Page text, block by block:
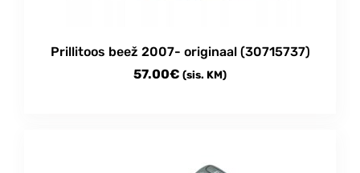
Prillitoos beež 2007- originaal (30715737)
57.00€ (sis. KM)